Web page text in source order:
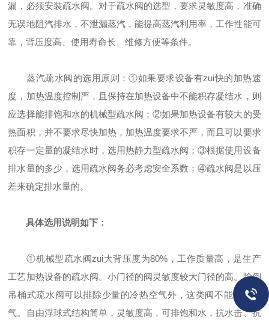
漏，必须安装疏水阀。对于疏水阀的选型，要求灵敏度高，准确
无误地阻汽排水，不泄漏蒸汽，能提高蒸汽利用率，工作性能可
靠，背压度高、使用寿命长、维修方便等条件。
蒸汽疏水阀的选用原则：①如果要求设备有zui快的加热速
度，加热温度控制严，且保持在加热设备中不能积存凝结水，则
应选择能排饱和水的机械型疏水阀；②如果加热设备有较大的受
热面积，并不要求尽快加热，加热温度要求不严，而且可以要求
积存一定量的凝结水时，选用热静力型疏水阀；③根据使用设备
排水量的多少，选用疏水阀务必考虑安全系数；④疏水阀是以压
差来确定排水量的。
具体选用说明如下：
①机械型疏水阀zui大背压度为80%，工作质量高，是生产
工艺加热设备的疏水阀。小门径的阀灵敏度较大门径的高。除倒
吊桶式疏水阀可以排除少量的冷热空气外，这类阀不能排除空
气。自由浮球式结构简单，灵敏度高，可排饱和水，抗水击、抗